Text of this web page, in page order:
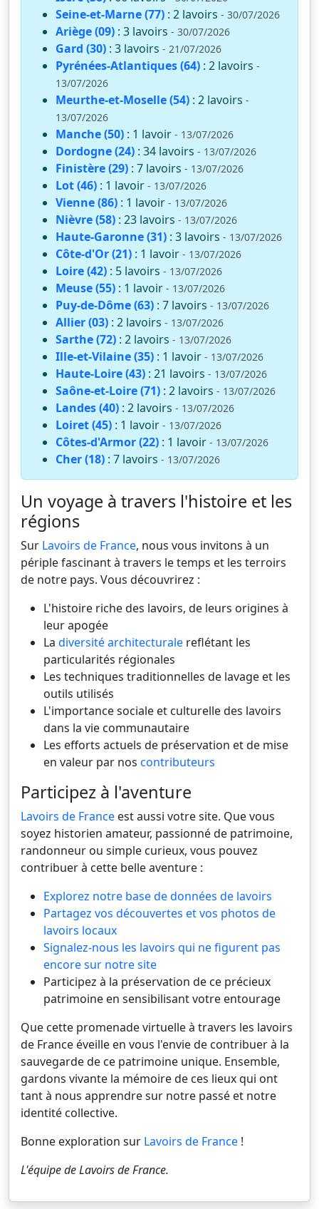
Seine-et-Marne (77) : 2 lavoirs - 30/07/2026
Ariège (09) : 3 lavoirs - 30/07/2026
Gard (30) : 3 lavoirs - 21/07/2026
Pyrénées-Atlantiques (64) : 2 lavoirs -
13/07/2026
Meurthe-et-Moselle (54) : 2 lavoirs -
13/07/2026
Manche (50) : 1 lavoir - 13/07/2026
Dordogne (24) : 34 lavoirs - 13/07/2026
Finistère (29) : 7 lavoirs - 13/07/2026
Lot (46) : 1 lavoir - 13/07/2026
Vienne (86) : 1 lavoir - 13/07/2026
Nièvre (58) : 23 lavoirs - 13/07/2026
Haute-Garonne (31) : 3 lavoirs - 13/07/2026
Côte-d'Or (21) : 1 lavoir - 13/07/2026
Loire (42) : 5 lavoirs - 13/07/2026
Meuse (55) : 1 lavoir - 13/07/2026
Puy-de-Dôme (63) : 7 lavoirs - 13/07/2026
Allier (03) : 2 lavoirs - 13/07/2026
Sarthe (72) : 2 lavoirs - 13/07/2026
Ille-et-Vilaine (35) : 1 lavoir - 13/07/2026
Haute-Loire (43) : 21 lavoirs - 13/07/2026
Saône-et-Loire (71) : 2 lavoirs - 13/07/2026
Landes (40) : 2 lavoirs - 13/07/2026
Loiret (45) : 1 lavoir - 13/07/2026
Côtes-d'Armor (22) : 1 lavoir - 13/07/2026
Cher (18) : 7 lavoirs - 13/07/2026
Un voyage à travers l'histoire et les
régions
Sur Lavoirs de France, nous vous invitons à un
périple fascinant à travers le temps et les terroirs
de notre pays. Vous découvrirez :
L'histoire riche des lavoirs, de leurs origines à
leur apogée
La diversité architecturale reflétant les
particularités régionales
Les techniques traditionnelles de lavage et les
outils utilisés
L'importance sociale et culturelle des lavoirs
dans la vie communautaire
Les efforts actuels de préservation et de mise
en valeur par nos contributeurs
Participez à l'aventure
Lavoirs de France est aussi votre site. Que vous
soyez historien amateur, passionné de patrimoine,
randonneur ou simple curieux, vous pouvez
contribuer à cette belle aventure :
Explorez notre base de données de lavoirs
Partagez vos découvertes et vos photos de
lavoirs locaux
Signalez-nous les lavoirs qui ne figurent pas
encore sur notre site
Participez à la préservation de ce précieux
patrimoine en sensibilisant votre entourage
Que cette promenade virtuelle à travers les lavoirs
de France éveille en vous l'envie de contribuer à la
sauvegarde de ce patrimoine unique. Ensemble,
gardons vivante la mémoire de ces lieux qui ont
tant à nous apprendre sur notre passé et notre
identité collective.
Bonne exploration sur Lavoirs de France !
L'équipe deLavoirs de France.